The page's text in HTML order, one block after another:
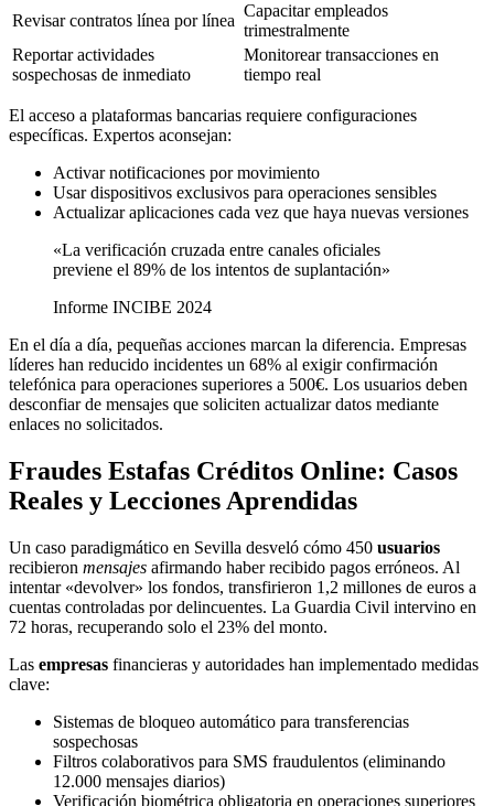
Revisar contratos línea por línea
Capacitar empleados
trimestralmente
Reportar actividades
sospechosas de inmediato
Monitorear transacciones en
tiempo real
El acceso a plataformas bancarias requiere configuraciones
específicas. Expertos aconsejan:
Activar notificaciones por movimiento
Usar dispositivos exclusivos para operaciones sensibles
Actualizar aplicaciones cada vez que haya nuevas versiones
«La verificación cruzada entre canales oficiales
previene el 89% de los intentos de suplantación»
Informe INCIBE 2024
En el día a día, pequeñas acciones marcan la diferencia. Empresas
líderes han reducido incidentes un 68% al exigir confirmación
telefónica para operaciones superiores a 500€. Los usuarios deben
desconfiar de mensajes que soliciten actualizar datos mediante
enlaces no solicitados.
Fraudes Estafas Créditos Online: Casos
Reales y Lecciones Aprendidas
Un caso paradigmático en Sevilla desveló cómo 450 usuarios
recibieron mensajes afirmando haber recibido pagos erróneos. Al
intentar «devolver» los fondos, transfirieron 1,2 millones de euros a
cuentas controladas por delincuentes. La Guardia Civil intervino en
72 horas, recuperando solo el 23% del monto.
Las empresas financieras y autoridades han implementado medidas
clave:
Sistemas de bloqueo automático para transferencias
sospechosas
Filtros colaborativos para SMS fraudulentos (eliminando
12.000 mensajes diarios)
Verificación biométrica obligatoria en operaciones superiores